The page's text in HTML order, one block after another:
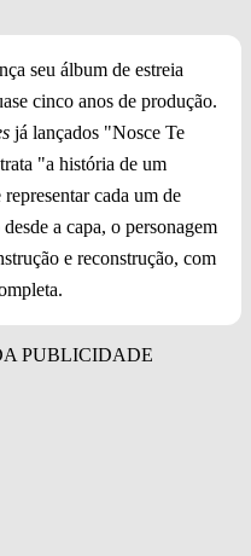
seu álbum de estreia
cinco anos de produção.
já lançados "Nosce Te
"a história de um
cada um de
a capa, o personagem
e reconstrução, com